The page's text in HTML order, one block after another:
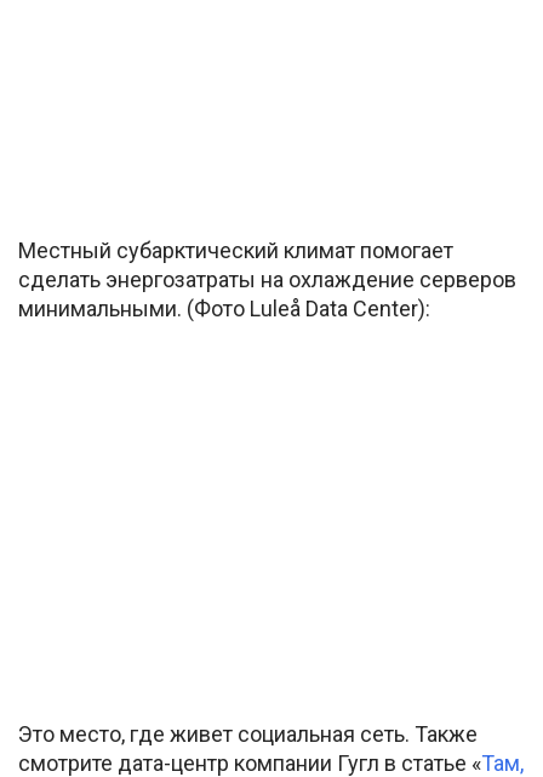
Местный субарктический климат помогает
сделать энергозатраты на охлаждение серверов
минимальными. (Фото Luleå Data Center):
Это место, где живет социальная сеть. Также
смотрите дата-центр компании Гугл в статье «Там,